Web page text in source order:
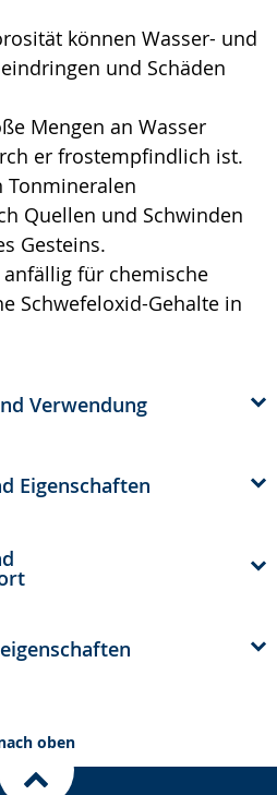
können Wasser- und
und Schäden
Mengen an Wasser
er frostempfindlich ist.
Tonmineralen
Quellen und Schwinden
Gesteins.
für chemische
Schwefeloxid-Gehalte in
Verwendung
Entstehung und Eigenschaften
oben